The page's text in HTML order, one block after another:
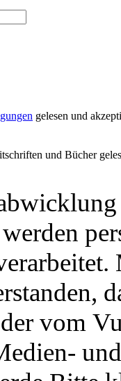
gelesen und
und Bücher
vom